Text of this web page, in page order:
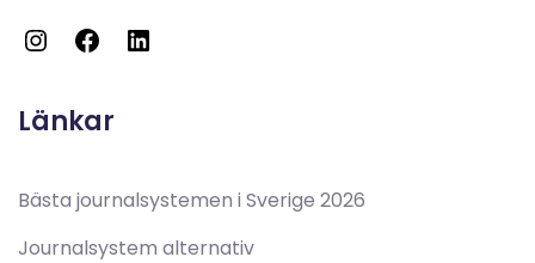
Länkar
Bästa journalsystemen i Sverige 2026
Journalsystem alternativ